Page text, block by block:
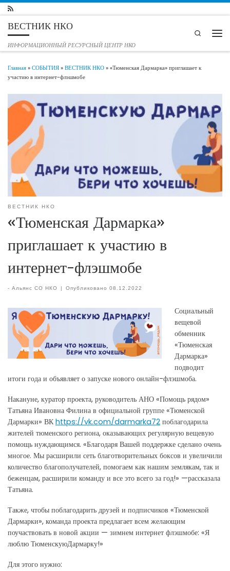
Перейти к содержимому
ВЕСТНИК НКО
ИНФОРМАЦИОННЫЙ РЕСУРСНЫЙ ЦЕНТР НКО
Search
Главная»СОБЫТИЯ»ВЕСТНИК НКО»«Тюменская Дармарка» приглашает к
участию в интернет-флэшмобе
ВЕСТНИК НКО
«Тюменская Дармарка»
приглашает к участию в
интернет-флэшмобе
- Альянс СО НКО | Опубликовано08.12.2022
Социальный
вещевой
обменник
«Тюменская
Дармарка»
подводит
итоги года и объявляет о запуске нового онлайн-флэшмоба.
Накануне, куратор проекта, руководитель АНО «Помощь рядом»
Татьяна Ивановна Филина в официальной группе «Тюменской
Дармарки» ВКhttps://vk.com/darmarka72 поблагодарила
жителей тюменского региона, оказывающих регулярную вещевую
помощь нуждающимся. «Благодаря Вашей поддержке сделано очень
многое. Мы расширили сеть благотворительных боксов и увеличили
количество благополучателей, помогаем как нашим землякам, так и
беженцам, расширили команду и все это всего за год!» —рассказала
Татьяна.
Также, чтобы поблагодарить друзей и подписчиков «Тюменской
Дармарки», команда проекта предлагает всем желающим
поучаствовать в новой акции — зимнем интернет флэшмобе: «Я
люблю ТюменскуюДармарку!»
Для этого нужно: